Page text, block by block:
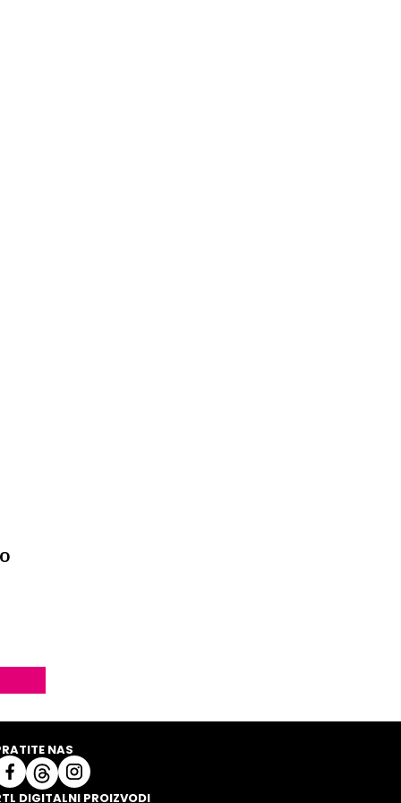
NAS
DIGITALNI PROIZVODI